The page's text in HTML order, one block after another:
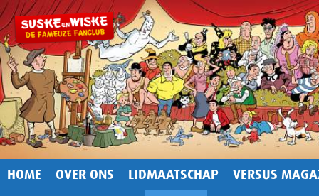
HOME OVER ONS LIDMAATSCHAP
VERSUS